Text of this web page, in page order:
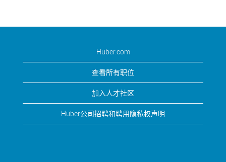
Huber.com
查看所有职位
加入人才社区
Huber公司招聘和聘用隐私权声明